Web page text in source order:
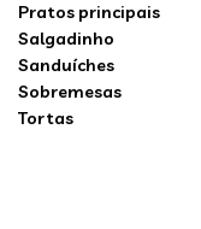
Pratos principais
Salgadinho
Sanduíches
Sobremesas
Tortas